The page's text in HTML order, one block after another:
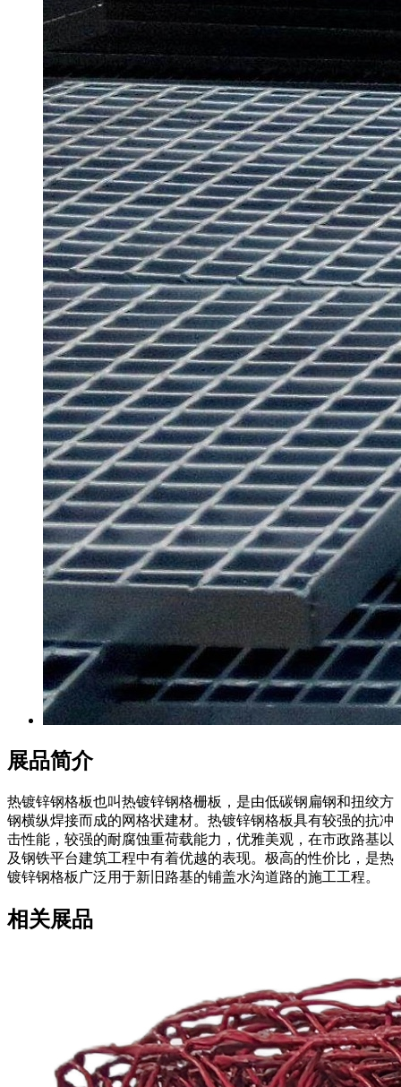
展品简介
热镀锌钢格板也叫热镀锌钢格栅板，是由低碳钢扁钢和扭绞方
钢横纵焊接而成的网格状建材。热镀锌钢格板具有较强的抗冲
击性能，较强的耐腐蚀重荷载能力，优雅美观，在市政路基以
及钢铁平台建筑工程中有着优越的表现。极高的性价比，是热
镀锌钢格板广泛用于新旧路基的铺盖水沟道路的施工工程。
相关展品